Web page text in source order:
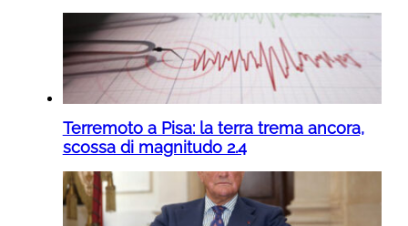
Terremoto a Pisa: la terra trema ancora,
scossa di magnitudo 2.4